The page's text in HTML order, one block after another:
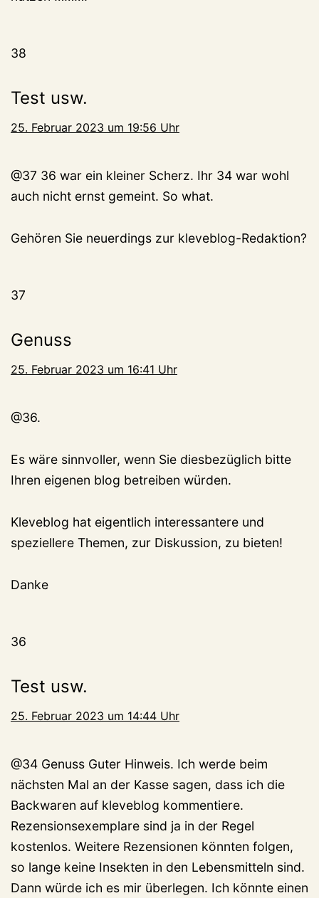
38
Test usw.
25. Februar 2023 um 19:56 Uhr
@37 36 war ein kleiner Scherz. Ihr 34 war wohl
auch nicht ernst gemeint. So what.
Gehören Sie neuerdings zur kleveblog-Redaktion?
37
Genuss
25. Februar 2023 um 16:41 Uhr
@36.
Es wäre sinnvoller, wenn Sie diesbezüglich bitte
Ihren eigenen blog betreiben würden.
Kleveblog hat eigentlich interessantere und
speziellere Themen, zur Diskussion, zu bieten!
Danke
36
Test usw.
25. Februar 2023 um 14:44 Uhr
@34 Genuss Guter Hinweis. Ich werde beim
nächsten Mal an der Kasse sagen, dass ich die
Backwaren auf kleveblog kommentiere.
Rezensionsexemplare sind ja in der Regel
kostenlos. Weitere Rezensionen könnten folgen,
so lange keine Insekten in den Lebensmitteln sind.
Dann würde ich es mir überlegen. Ich könnte einen